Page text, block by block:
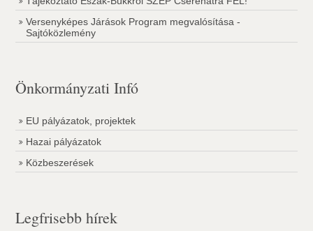
Versenyképes Járások Program megvalósítása -
Sajtóközlemény
Önkormányzati Infó
EU pályázatok, projektek
Hazai pályázatok
Közbeszerések
Legfrisebb hírek